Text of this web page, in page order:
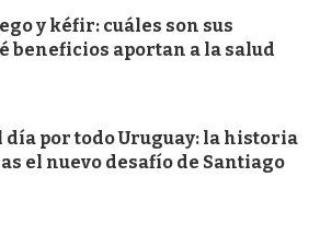
y kéfir: cuáles son sus
beneficios aportan a la salud
día por todo Uruguay: la historia
el nuevo desafío de Santiago